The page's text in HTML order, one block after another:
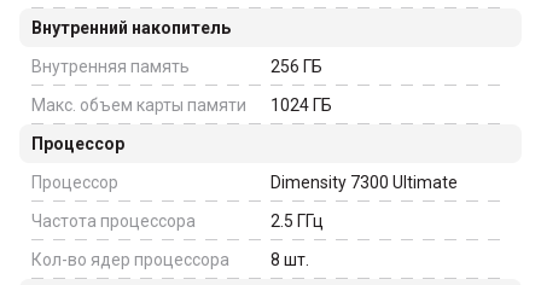
Внутренний накопитель
Внутренняя память
256 ГБ
Макс. объем карты памяти
1024 ГБ
Процессор
Процессор
Dimensity 7300 Ultimate
Частота процессора
2.5 ГГц
Кол-во ядер процессора
8 шт.